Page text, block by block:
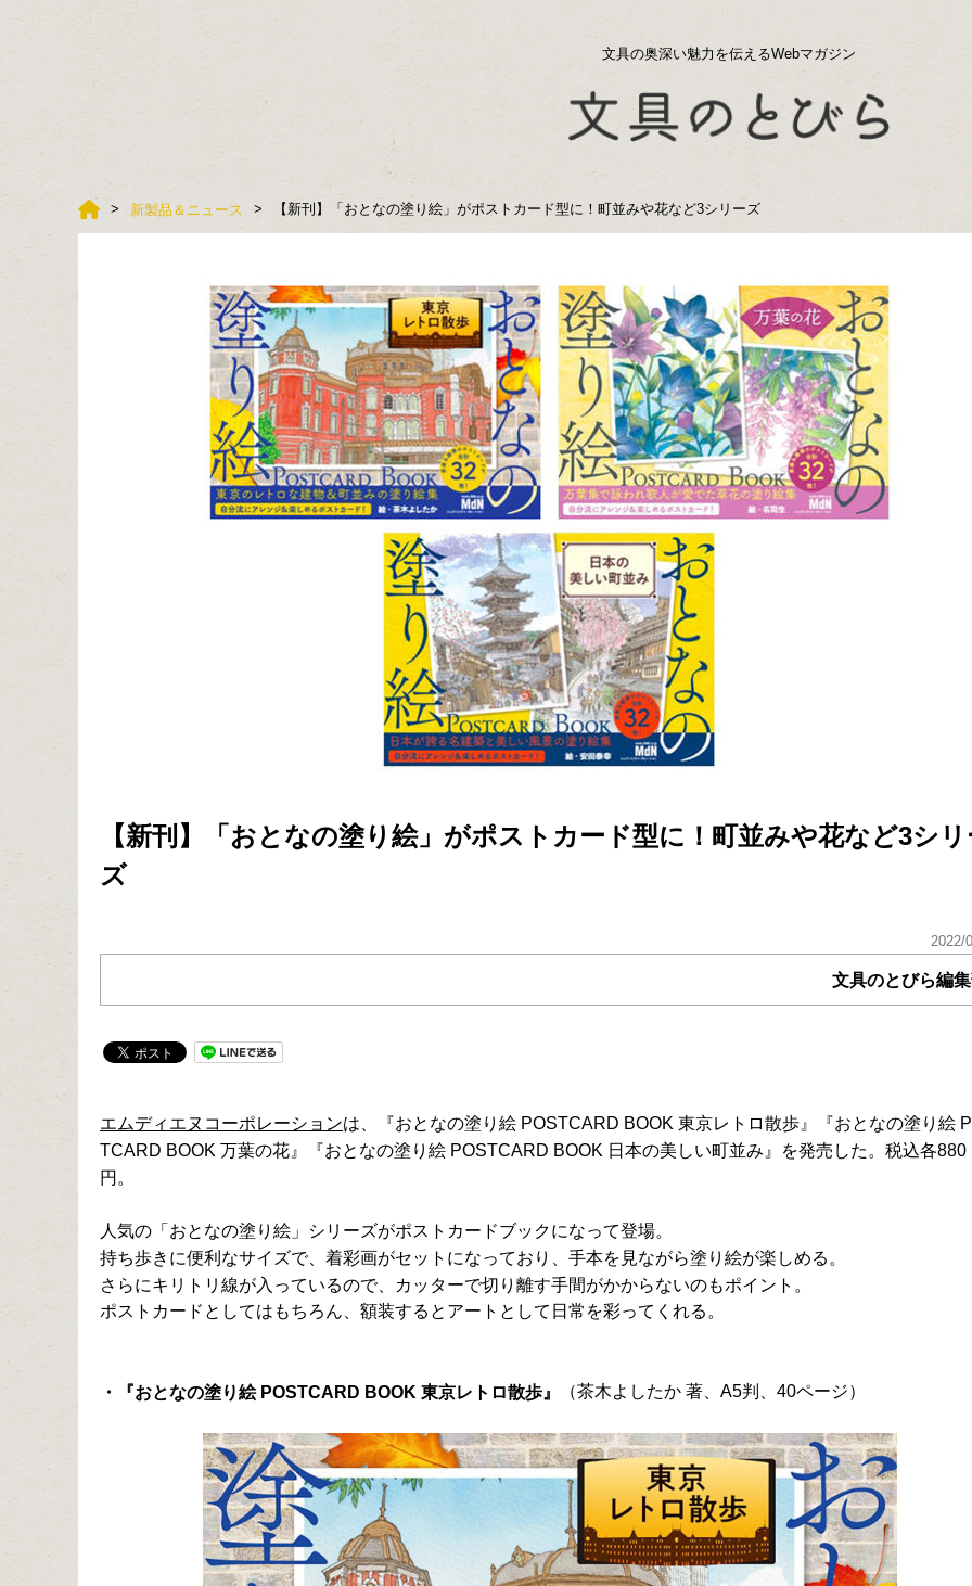
文具の奥深い魅力を伝えるWebマガジン
新製品＆ニュース 【新刊】「おとなの塗り絵」がポストカード型に！町並みや花など3シリーズ
【新刊】「おとなの塗り絵」がポストカード型に！町並みや花など3シリ
ズ
2022/
文具のとびら編
エムディエヌコーポレーションは、『おとなの塗り絵 POSTCARD BOOK 東京レトロ散歩』『おとなの塗り絵
TCARD BOOK 万葉の花』『おとなの塗り絵 POSTCARD BOOK 日本の美しい町並み』を発売した。税込各880
円。
人気の「おとなの塗り絵」シリーズがポストカードブックになって登場。
持ち歩きに便利なサイズで、着彩画がセットになっており、手本を見ながら塗り絵が楽しめる。
さらにキリトリ線が入っているので、カッターで切り離す手間がかからないのもポイント。
ポストカードとしてはもちろん、額装するとアートとして日常を彩ってくれる。
・『おとなの塗り絵 POSTCARD BOOK 東京レトロ散歩』 （茶木よしたか 著、A5判、40ページ）